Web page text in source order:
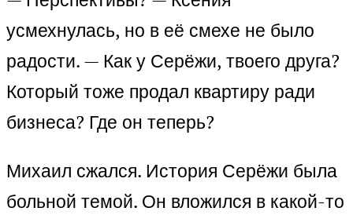
усмехнулась, но в её смехе не было
радости. — Как у Серёжи, твоего друга?
Который тоже продал квартиру ради
бизнеса? Где он теперь?
Михаил сжался. История Серёжи была
больной темой. Он вложился в какой-то